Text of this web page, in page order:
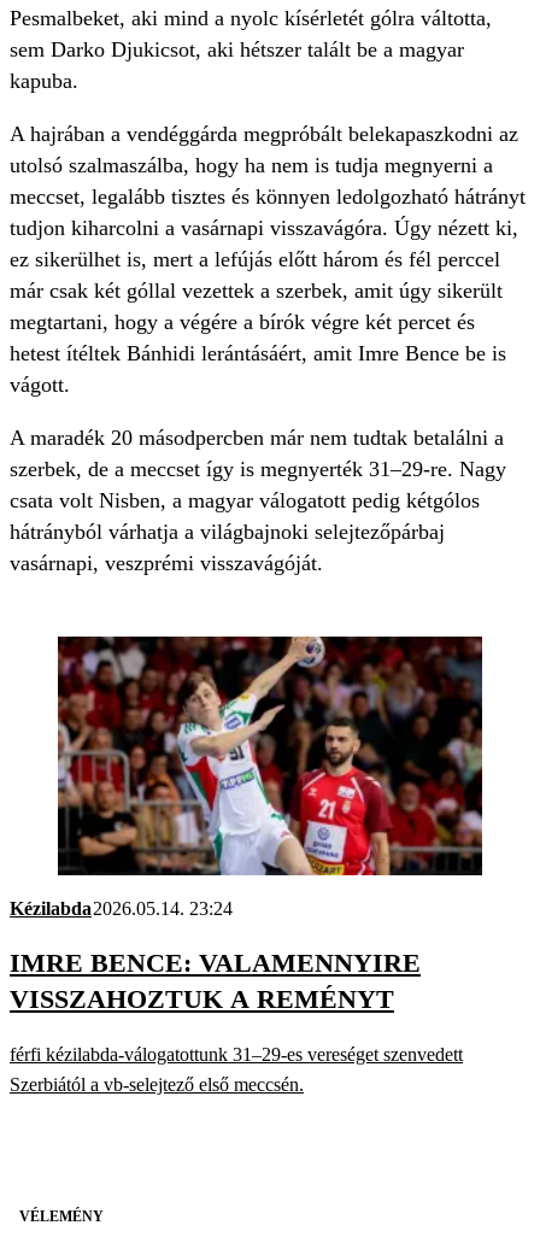
Pesmalbeket, aki mind a nyolc kísérletét gólra váltotta,
sem Darko Djukicsot, aki hétszer talált be a magyar
kapuba.
A hajrában a vendéggárda megpróbált belekapaszkodni az
utolsó szalmaszálba, hogy ha nem is tudja megnyerni a
meccset, legalább tisztes és könnyen ledolgozható hátrányt
tudjon kiharcolni a vasárnapi visszavágóra. Úgy nézett ki,
ez sikerülhet is, mert a lefújás előtt három és fél perccel
már csak két góllal vezettek a szerbek, amit úgy sikerült
megtartani, hogy a végére a bírók végre két percet és
hetest ítéltek Bánhidi lerántásáért, amit Imre Bence be is
vágott.
A maradék 20 másodpercben már nem tudtak betalálni a
szerbek, de a meccset így is megnyerték 31–29-re. Nagy
csata volt Nisben, a magyar válogatott pedig kétgólos
hátrányból várhatja a világbajnoki selejtezőpárbaj
vasárnapi, veszprémi visszavágóját.
Kézilabda2026.05.14. 23:24
IMRE BENCE: VALAMENNYIRE
VISSZAHOZTUK A REMÉNYT
férfi kézilabda-válogatottunk 31–29-es vereséget szenvedett
Szerbiától a vb-selejtező első meccsén.
VÉLEMÉNY